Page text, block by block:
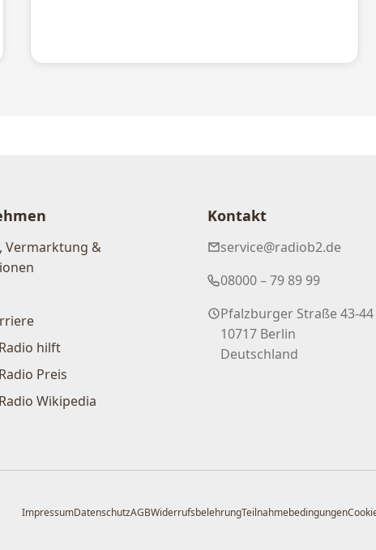
Vermarktung &
hilft
Preis
Wikipedia
Kontakt
service@radiob2.de
08000 – 79 89 99
Pfalzburger Straße 43-44
10717 Berlin
Deutschland
ImpressumDatenschutzAGBWiderrufsbelehrungTeilnahmebedingungen